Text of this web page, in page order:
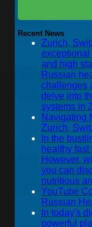
Recent News
Zurich,
exceptional
and high
Russian
challenges
delve into
systems in
Navigating
Zurich,
In the
healthy
However,
you can
nutritious
YouTube
Russian
In today's
powerful